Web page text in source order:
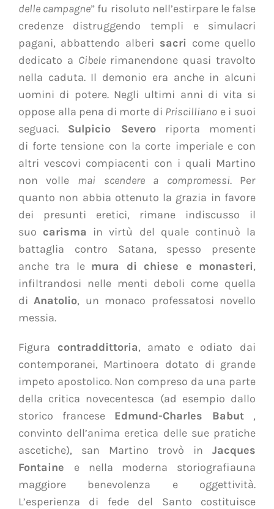
delle campagne” fu risoluto nell’estirpare le false
credenze distruggendo templi e simulacri
pagani, abbattendo alberi sacri come quello
dedicato a Cibelerimanendone quasi travolto
nella caduta. Il demonio era anche in alcuni
uomini di potere. Negli ultimi anni di vita si
oppose alla pena di morte di Priscilliano e i suoi
seguaci. Sulpicio Severoriporta momenti
di forte tensione con la corte imperiale e con
altri vescovi compiacenti con i quali Martino
non volle mai scendere a compromessi. Per
quanto non abbia ottenuto la grazia in favore
dei presunti eretici, rimane indiscusso il
suo carisma in virtù del quale continuò la
battaglia contro Satana, spesso presente
anche tra le mura di chiese e monasteri,
infiltrandosi nelle menti deboli come quella
diAnatolio, un monaco professatosi novello
messia.
Figura contraddittoria, amato e odiato dai
contemporanei, Martinoera dotato di grande
impeto apostolico. Non compreso da una parte
della critica novecentesca (ad esempio dallo
storico francese Edmund-Charles Babut ,
convinto dell’anima eretica delle sue pratiche
ascetiche), san Martino trovò inJacques
Fontaine e nella moderna storiografiauna
maggiore benevolenza e oggettività.
L’esperienza di fede del Santo costituisce